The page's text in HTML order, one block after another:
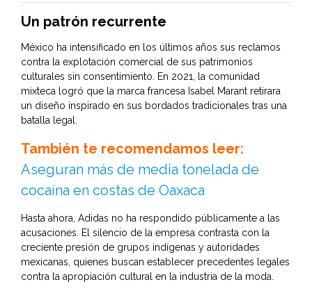
Un patrón recurrente
México ha intensificado en los últimos años sus reclamos
contra la explotación comercial de sus patrimonios
culturales sin consentimiento. En 2021, la comunidad
mixteca logró que la marca francesa Isabel Marant retirara
un diseño inspirado en sus bordados tradicionales tras una
batalla legal.
También te recomendamos leer:
Aseguran más de media tonelada de
cocaína en costas de Oaxaca
Hasta ahora, Adidas no ha respondido públicamente a las
acusaciones. El silencio de la empresa contrasta con la
creciente presión de grupos indígenas y autoridades
mexicanas, quienes buscan establecer precedentes legales
contra la apropiación cultural en la industria de la moda.